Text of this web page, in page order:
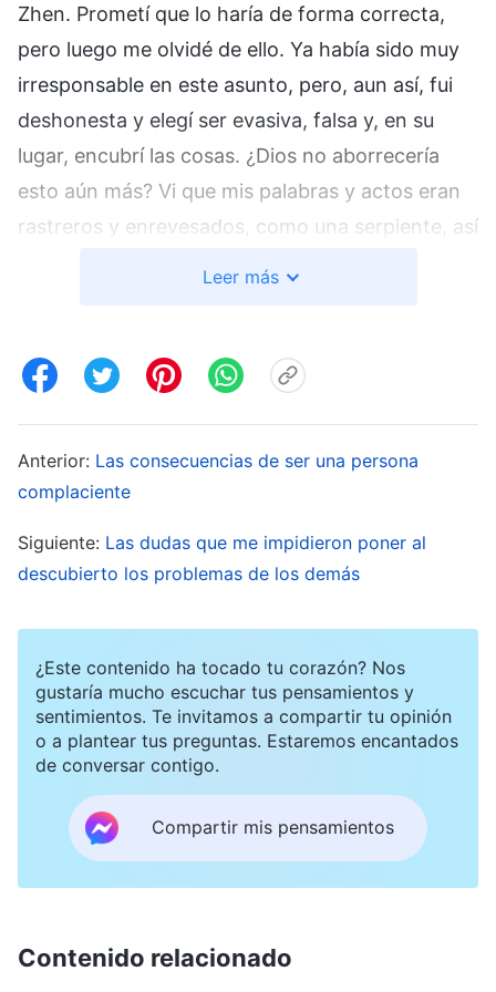
Zhen. Prometí que lo haría de forma correcta,
pero luego me olvidé de ello. Ya había sido muy
irresponsable en este asunto, pero, aun así, fui
deshonesta y elegí ser evasiva, falsa y, en su
lugar, encubrí las cosas. ¿Dios no aborrecería
esto aún más? Vi que mis palabras y actos eran
rastreros y enrevesados, como una serpiente, así
de preguntas le formula
Jehová
No; solo es una pregunta directa. Si Yo os
preguntara: ‘¿De dónde vienes?’, ¿cuál sería
vuestra respuesta? ¿Os es difícil contestarla?
¿Contestaríais: ‘De andar de aquí para allá y de
Satanás responder de esta forma?(Nos parece
que Satanás es absurdo, pero también astuto).
¿Notáis lo que Yo siento? Cada vez que veo
estas palabras de Satanás, me repugna porque
Satanás habla y, sin embargo, sus palabras no
tienen sustancia. ¿Respondió Satanás a la
significaban nada. No eran una respuesta a la
Leer más
Anterior: Las consecuencias de ser una persona
complaciente
Siguiente: Las dudas que me impidieron poner al
descubierto los problemas de los demás
¿Este contenido ha tocado tu corazón? Nos
gustaría mucho escuchar tus pensamientos y
sentimientos. Te invitamos a compartir tu opinión
o a plantear tus preguntas. Estaremos encantados
de conversar contigo.
Compartir mis pensamientos
Contenido relacionado